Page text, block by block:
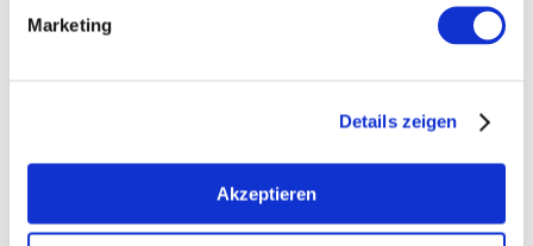
Marketing
Details zeigen
Akzeptieren